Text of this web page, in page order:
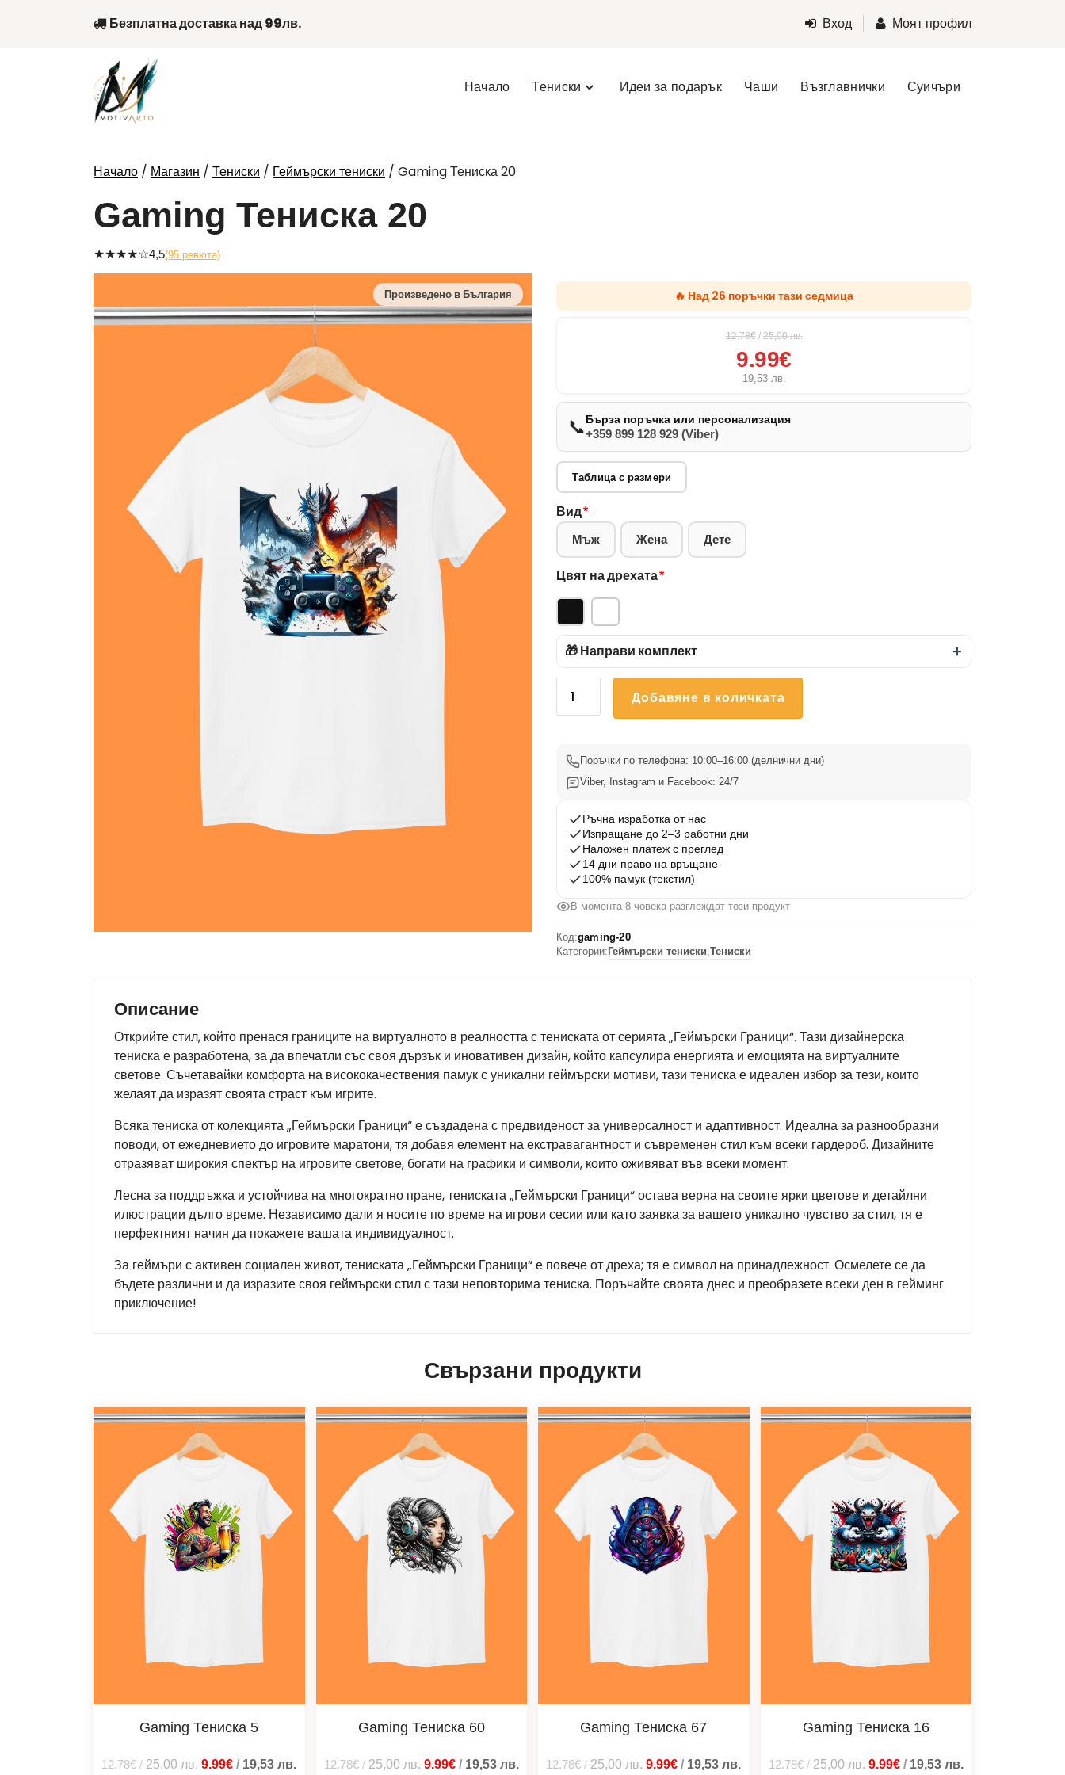
Безплатна доставка над 99лв. Вход Моят профил
Начало Тениски Идеи за подарък Чаши Възглавнички Суичъри
Начало / Магазин / Тениски / Геймърски тениски / Gaming Тениска 20
Gaming Тениска 20
★★★★☆4,5(95 ревюта)
🔥 Над 26 поръчки тази седмица
12.78€ / 25,00лв.
9.99€
19,53 лв.
📞Бърза поръчка или персонализация
+359 899 128 929 (Viber)
Таблица с размери
Вид*
Мъж Жена Дете
Цвят на дрехата*
🎁 Направи комплект +
количество
20
Добавяне в количката
Поръчки по телефона: 10:00–16:00 (делнични дни)
Viber, Instagram и Facebook: 24/7
Ръчна изработка от нас
Изпращане до 2–3 работни дни
Наложен платеж с преглед
14 дни право на връщане
100% памук (текстил)
В момента 8 човека разглеждат този продукт
Код:gaming-20
Категории: Геймърски тениски,Тениски
Описание
Открийте стил, който пренася границите на виртуалното в реалността с тениската от серията „Геймърски Граници“. Тази дизайнерска
тениска е разработена, за да впечатли със своя дързък и иновативен дизайн, който капсулира енергията и емоцията на виртуалните
светове. Съчетавайки комфорта на висококачествения памук с уникални геймърски мотиви, тази тениска е идеален избор за тези, които
желаят да изразят своята страст към игрите.
Всяка тениска от колекцията „Геймърски Граници“ е създадена с предвиденост за универсалност и адаптивност. Идеална за разнообразни
поводи, от ежедневието до игровите маратони, тя добавя елемент на екстравагантност и съвременен стил към всеки гардероб. Дизайните
отразяват широкия спектър на игровите светове, богати на графики и символи, които оживяват във всеки момент.
Лесна за поддръжка и устойчива на многократно пране, тениската „Геймърски Граници“ остава верна на своите ярки цветове и детайлни
илюстрации дълго време. Независимо дали я носите по време на игрови сесии или като заявка за вашето уникално чувство за стил, тя е
перфектният начин да покажете вашата индивидуалност.
За геймъри с активен социален живот, тениската „Геймърски Граници“ е повече от дреха; тя е символ на принадлежност. Осмелете се да
бъдете различни и да изразите своя геймърски стил с тази неповторима тениска. Поръчайте своята днес и преобразете всеки ден в гейминг
приключение!
Свързани продукти
Gaming Тениска 5
12.78€/25,00лв. 9.99€ / 19,53лв.
Gaming Тениска 60
12.78€/25,00лв. 9.99€/ 19,53 лв.
Gaming Тениска 67
12.78€/25,00лв. 9.99€ / 19,53лв.
Gaming Тениска 16
12.78€/25,00лв. 9.99€/ 19,53 лв.